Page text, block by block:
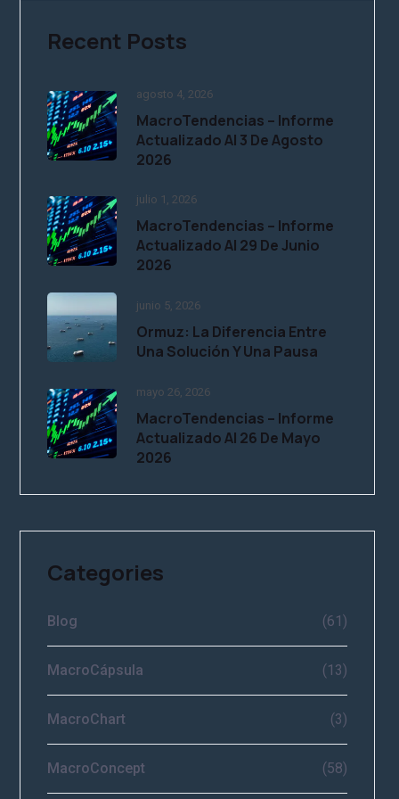
Recent Posts
agosto 4, 2026
MacroTendencias – Informe
Actualizado Al 3 De Agosto
2026
julio 1, 2026
MacroTendencias – Informe
Actualizado Al 29 De Junio
2026
junio 5, 2026
Ormuz: La Diferencia Entre
Una Solución Y Una Pausa
mayo 26, 2026
MacroTendencias – Informe
Actualizado Al 26 De Mayo
2026
Categories
Blog (61)
MacroCápsula (13)
MacroChart (3)
MacroConcept (58)